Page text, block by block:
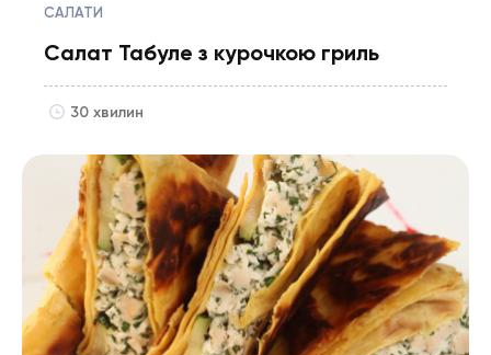
САЛАТИ
Салат Табуле з курочкою гриль
30 хвилин